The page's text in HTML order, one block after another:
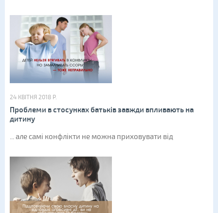
24 КВІТНЯ 2018 Р.
Проблеми в стосунках батьків завжди впливають на
дитину
... але самі конфлікти не можна приховувати від